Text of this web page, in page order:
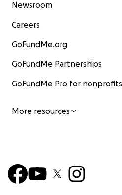
Newsroom
Careers
GoFundMe.org
GoFundMe Partnerships
GoFundMe Pro for nonprofits
More resources